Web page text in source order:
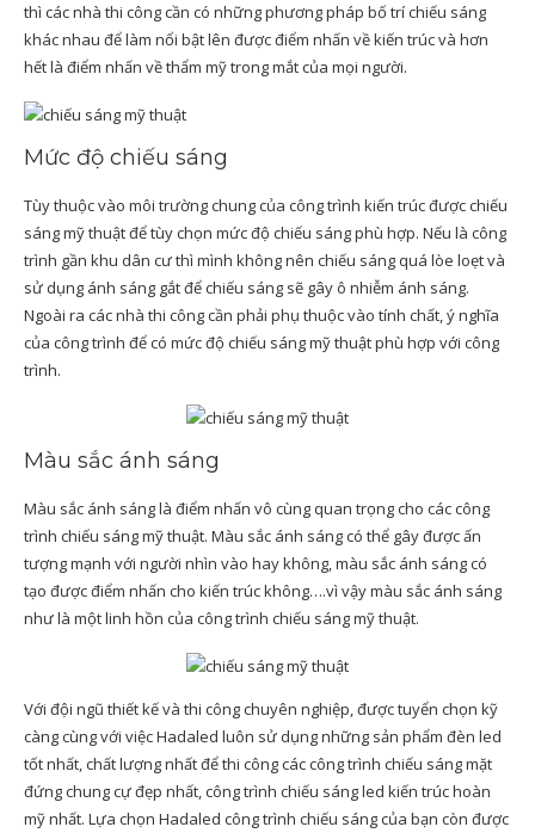
thì các nhà thi công cần có những phương pháp bố trí chiếu sáng
khác nhau để làm nổi bật lên được điểm nhấn về kiến trúc và hơn
hết là điểm nhấn về thẩm mỹ trong mắt của mọi người.
Mức độ chiếu sáng
Tùy thuộc vào môi trường chung của công trình kiến trúc được chiếu
sáng mỹ thuật để tùy chọn mức độ chiếu sáng phù hợp. Nếu là công
trình gần khu dân cư thì mình không nên chiếu sáng quá lòe loẹt và
sử dụng ánh sáng gắt để chiếu sáng sẽ gây ô nhiễm ánh sáng.
Ngoài ra các nhà thi công cần phải phụ thuộc vào tính chất, ý nghĩa
của công trình để có mức độ chiếu sáng mỹ thuật phù hợp với công
trình.
Màu sắc ánh sáng
Màu sắc ánh sáng là điểm nhấn vô cùng quan trọng cho các công
trình chiếu sáng mỹ thuật. Màu sắc ánh sáng có thể gây được ấn
tượng mạnh với người nhìn vào hay không, màu sắc ánh sáng có
tạo được điểm nhấn cho kiến trúc không….vì vậy màu sắc ánh sáng
như là một linh hồn của công trình chiếu sáng mỹ thuật.
Với đội ngũ thiết kế và thi công chuyên nghiệp, được tuyển chọn kỹ
càng cùng với việc Hadaled luôn sử dụng những sản phẩm đèn led
tốt nhất, chất lượng nhất để thi công các công trình chiếu sáng mặt
đứng chung cự đẹp nhất, công trình chiếu sáng led kiến trúc hoàn
mỹ nhất. Lựa chọn Hadaled công trình chiếu sáng của bạn còn được